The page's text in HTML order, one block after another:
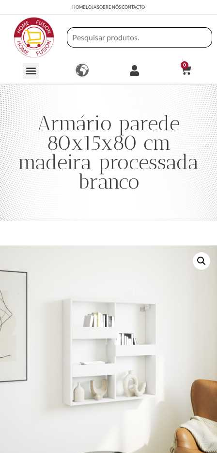
HOMELOJASOBRE NÓSCONTACTO
0
Armário parede
80x15x80 cm
madeira processada
branco